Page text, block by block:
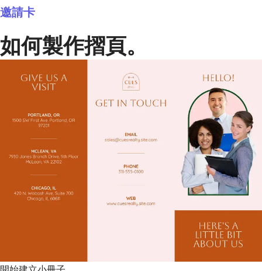
邀請卡
如何製作摺頁。